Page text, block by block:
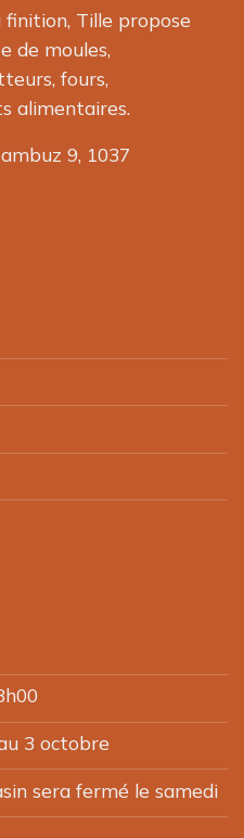
Tille propose
de moules,
fours,
alimentaires.
9, 1037
3 octobre
sera fermé le samedi